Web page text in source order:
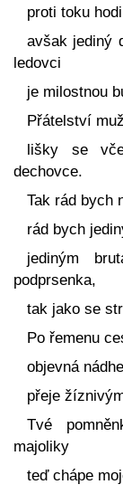
proti toku
avšak jediný
ledovci
je milostnou
Přátelství
lišky se
dechovce.
Tak rád bych
rád bych
jediným
podprsenka,
tak jako se
Po řemenu
objevná
přeje
Tvé
majoliky
teď chápe